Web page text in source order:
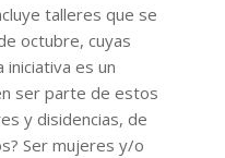
talleres que se
octubre, cuyas
iniciativa es un
ser parte de estos
y disidencias, de
Ser mujeres y/o